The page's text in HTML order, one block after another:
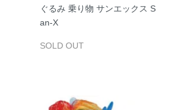
ぐるみ 乗り物 サンエックス S
an-X
SOLD OUT